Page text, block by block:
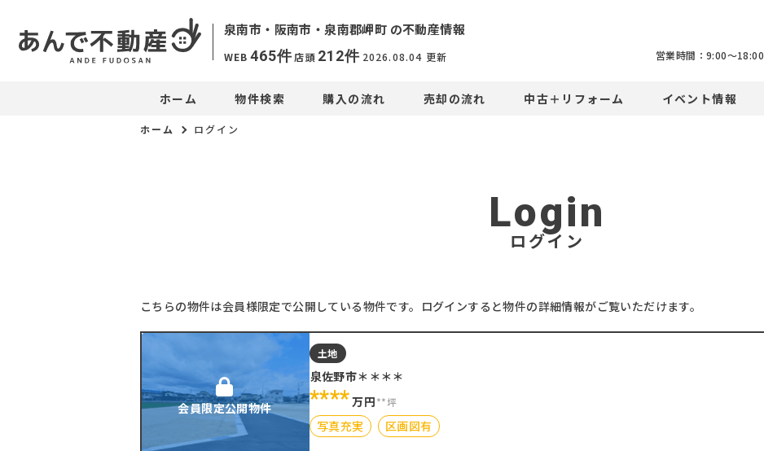
泉南市・阪南市・ 泉南郡岬町 の不動産情報
WEB 465件店頭 212件 2026.08.04 更新 営業時間：9:00〜18:00
ホーム 物件検索 購入の流れ 売却の流れ 中古＋リフォーム イベント情報
ホーム ログイン
Login
ログイン
こちらの物件は会員様限定で公開している物件です。ログインすると物件の詳細情報がご覧いただけます。
会員限定公開物件
土地
泉佐野市＊＊＊＊
****万円**坪
写真充実 区画図有